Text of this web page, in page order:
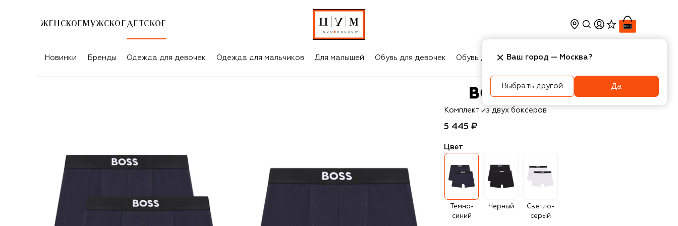
ЖЕНСКОЕ МУЖСКОЕ ДЕТСКОЕ
Новинки Бренды Одежда для девочек Одежда для мальчиков Для малышей Обувь для девочек Обувь для мальчиков Игрушки Аксесcуары
BOSS
Комплект из двух боксеров
5 445 ₽
Цвет
Темно-
синий
Черный
Светло-
серый
Ваш город — Москва?
Выбрать другой Да